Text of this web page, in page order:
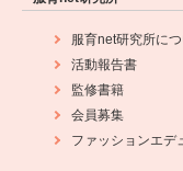
服育net研究所に
活動報告書
監修書籍
会員募集
ファッションエデ